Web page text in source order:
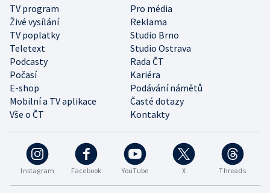
Instagram Facebook YouTube X Threads
TV program
Pro média
Živé vysílání
Reklama
TV poplatky
Studio Brno
Teletext
Studio Ostrava
Podcasty
Rada ČT
Počasí
Kariéra
E-shop
Podávání námětů
Mobilní a TV aplikace
Časté dotazy
Vše o ČT
Kontakty